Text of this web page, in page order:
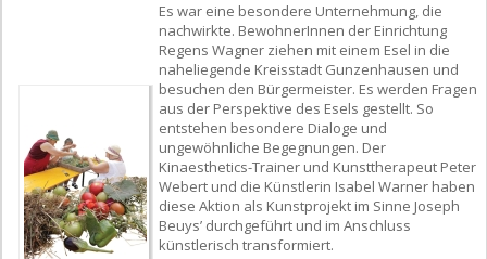
Es war eine besondere Unternehmung, die
nachwirkte. BewohnerInnen der Einrichtung
Regens Wagner ziehen mit einem Esel in die
naheliegende Kreisstadt Gunzenhausen und
besuchen den Bürgermeister. Es werden Fragen
aus der Perspektive des Esels gestellt. So
entstehen besondere Dialoge und
ungewöhnliche Begegnungen. Der
Kinaesthetics-Trainer und Kunsttherapeut Peter
Webert und die Künstlerin Isabel Warner haben
diese Aktion als Kunstprojekt im Sinne Joseph
Beuys’ durchgeführt und im Anschluss
künstlerisch transformiert.